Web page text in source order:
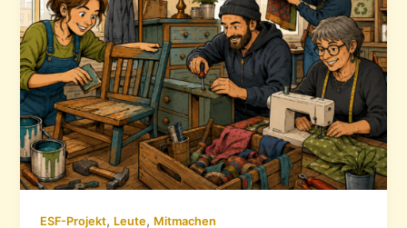
ESF-Projekt, Leute, Mitmachen